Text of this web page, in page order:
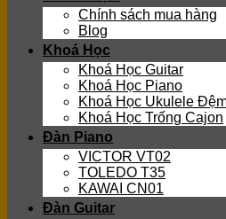
Chính sách mua hàng
Blog
Khoá Học
Khoá Học Guitar
Khoá Học Piano
Khoá Học Ukulele
Khoá Học Trống Cajon
Đàn Piano
VICTOR VT02
TOLEDO T35
KAWAI CN01
Đàn Guitar